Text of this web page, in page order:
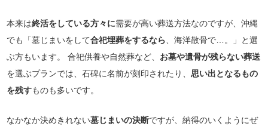
本来は終活をしている方々に需要が高い葬送方法なのですが、沖縄
でも「墓じまいをして合祀埋葬をするなら、海洋散骨で…。」と選
ぶ方もいます。 合祀供養や自然葬など、 お墓や遺骨が残らない葬送
を選ぶプランでは、石碑に名前が刻印されたり、思い出となるもの
を残すものも多いです。
なかなか決めきれない墓じまいの決断ですが、納得のいくようにぜ